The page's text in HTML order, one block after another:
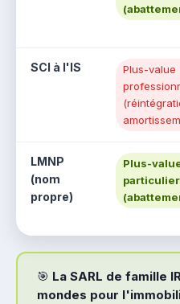
SCI à l'IS
Plus-value
LMNP
(nom
propre)
Plus-
🎯 La SARL de famille
mondes pour